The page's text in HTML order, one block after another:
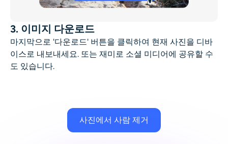
3. 이미지 다운로드
마지막으로 '다운로드' 버튼을 클릭하여 현재 사진을 디바
이스로 내보내세요. 또는 재미로 소셜 미디어에 공유할 수
도 있습니다.
사진에서 사람 제거